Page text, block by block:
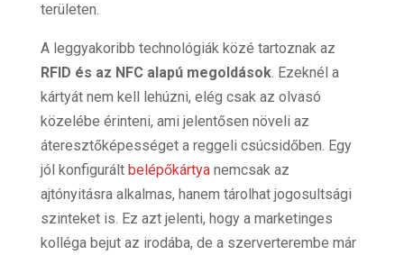
területen.
A leggyakoribb technológiák közé tartoznak az
RFID és az NFC alapú megoldások. Ezeknél a
kártyát nem kell lehúzni, elég csak az olvasó
közelébe érinteni, ami jelentősen növeli az
áteresztőképességet a reggeli csúcsidőben. Egy
jól konfigurált belépőkártyanemcsak az
ajtónyitásra alkalmas, hanem tárolhat jogosultsági
szinteket is. Ez azt jelenti, hogy a marketinges
kolléga bejut az irodába, de a szerverterembe már